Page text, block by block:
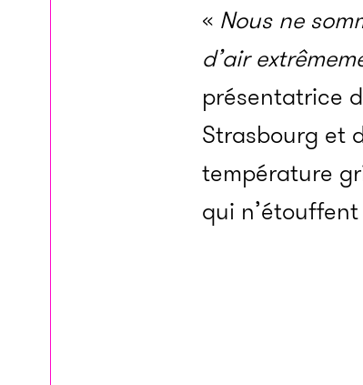
« Nous ne
d’air
présentatrice
Strasbourg et
température
qui